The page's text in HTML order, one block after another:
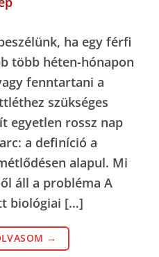
ha egy férfi
több héten-hónapon
fenntartani a
szükséges
egyetlen rossz nap
a definíció a
alapul. Mi
áll a probléma A
biológiai […]
→